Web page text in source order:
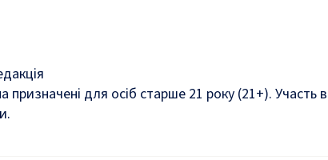
призначені для осіб старше 21 року (21+).